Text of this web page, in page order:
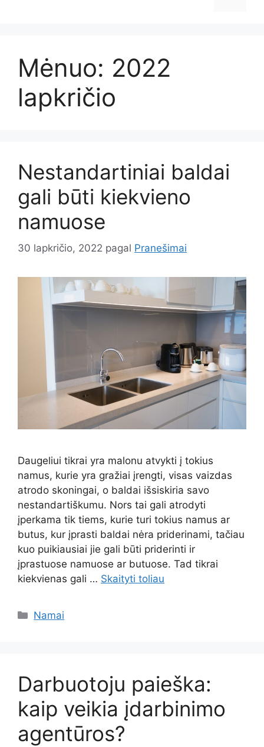
Mėnuo: 2022
lapkričio
Nestandartiniai baldai
gali būti kiekvieno
namuose
30 lapkričio, 2022 pagal Pranešimai
Daugeliui tikrai yra malonu atvykti į tokius
namus, kurie yra gražiai įrengti, visas vaizdas
atrodo skoningai, o baldai išsiskiria savo
nestandartiškumu. Nors tai gali atrodyti
įperkama tik tiems, kurie turi tokius namus ar
butus, kur įprasti baldai nėra priderinami, tačiau
kuo puikiausiai jie gali būti priderinti ir
įprastuose namuose ar butuose. Tad tikrai
kiekvienas gali … Skaityti toliau
Kategorijos
Namai
Darbuotoju paieška:
kaip veikia įdarbinimo
agentūros?